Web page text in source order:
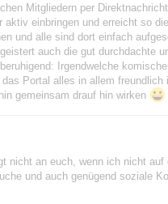
Mitgliedern per
einbringen und erreicht so
und alle sind dort einfach
auch die gut durchdachte
Irgendwelche
Portal alles in allem freundlich
gemeinsam drauf hin wirken
nicht an euch, wenn ich nicht auf
und auch genügend soziale